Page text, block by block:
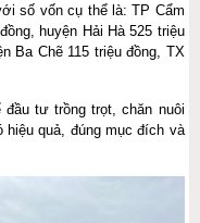
số vốn cụ thể là: TP Cẩm
huyện Hải Hà 525 triệu
Ba Chẽ 115 triệu đồng, TX
tư trồng trọt, chăn nuôi
quả, đúng mục đích và